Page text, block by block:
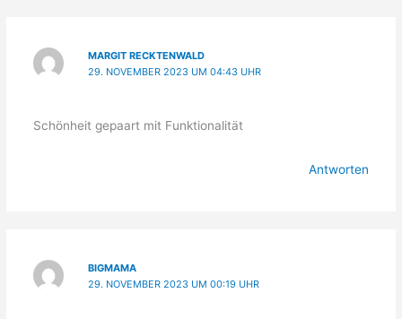
MARGIT RECKTENWALD
29. NOVEMBER 2023 UM 04:43 UHR
Schönheit gepaart mit Funktionalität
Antworten
BIGMAMA
29. NOVEMBER 2023 UM 00:19 UHR